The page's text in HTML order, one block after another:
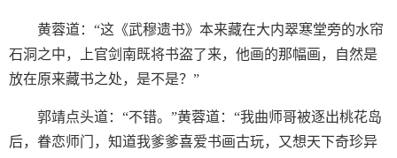
黄蓉道：“这《武穆遗书》本来藏在大内翠寒堂旁的水帘
石洞之中，上官剑南既将书盗了来，他画的那幅画，自然是
放在原来藏书之处，是不是？”
郭靖点头道：“不错。”黄蓉道：“我曲师哥被逐出桃花岛
后，眷恋师门，知道我爹爹喜爱书画古玩，又想天下奇珍异